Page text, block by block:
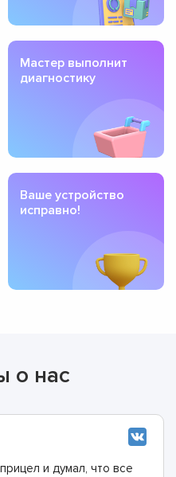
Мастер выполнит
диагностику
Ваше устройство
исправно!
о нас
и думал, что все